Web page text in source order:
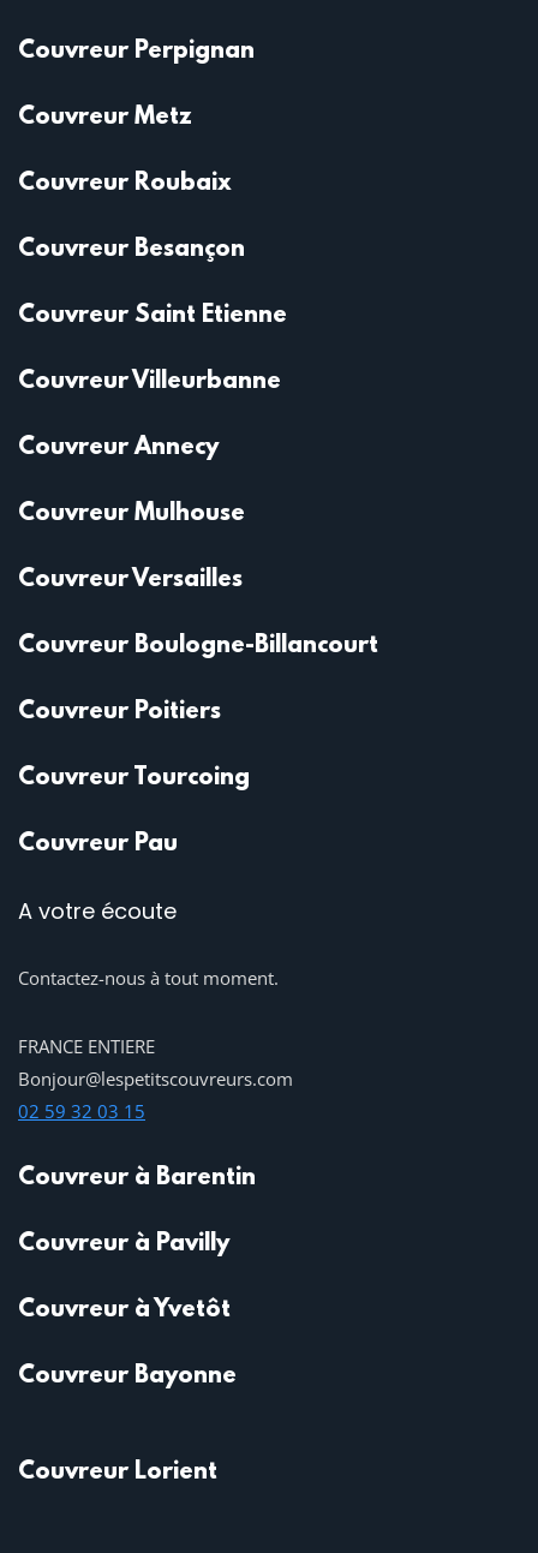
Couvreur Perpignan
Couvreur Metz
Couvreur Roubaix
Couvreur Besançon
Couvreur Saint Etienne
Couvreur Villeurbanne
Couvreur Annecy
Couvreur Mulhouse
Couvreur Versailles
Couvreur Boulogne-Billancourt
Couvreur Poitiers
Couvreur Tourcoing
Couvreur Pau
A votre écoute
Contactez-nous à tout moment.
FRANCE ENTIERE
Bonjour@lespetitscouvreurs.com
02 59 32 03 15
Couvreur à Barentin
Couvreur à Pavilly
Couvreur à Yvetôt
Couvreur Bayonne
Couvreur Lorient